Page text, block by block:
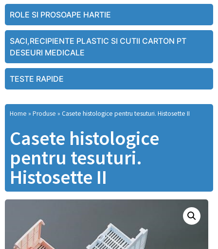
ROLE SI PROSOAPE HARTIE
SACI,RECIPIENTE PLASTIC SI CUTII CARTON PT
DESEURI MEDICALE
TESTE RAPIDE
Home » Produse » Casete histologice pentru tesuturi. Histosette II
Casete histologice
pentru tesuturi.
Histosette II